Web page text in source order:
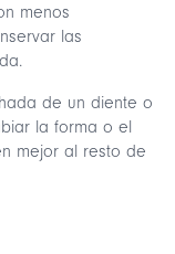
menos
las
de un diente o
la forma o el
mejor al resto de